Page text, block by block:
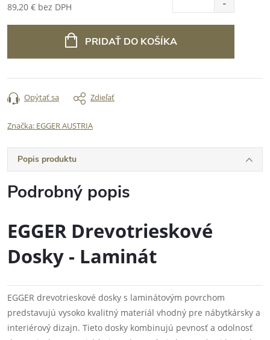
89,20 € bez DPH
PRIDAŤ DO KOŠÍKA
Opýtať sa Zdieľať
Značka: EGGER AUSTRIA
Popis produktu
Podrobný popis
EGGER Drevotrieskové
Dosky - Laminát
EGGER drevotrieskové dosky s laminátovým povrchom
predstavujú vysoko kvalitný materiál vhodný pre nábytkársky a
interiérový dizajn. Tieto dosky kombinujú pevnosť a odolnosť